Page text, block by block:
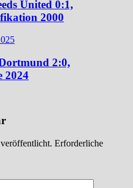
United 0:1,
2000
2:0,
2024
Erforderliche